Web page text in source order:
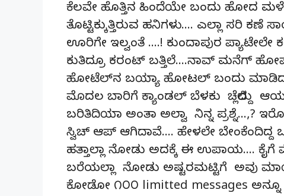
ಕೆಲವೇ ಹೊತ್ತಿನ ಹಿಂದೆಯೇ ಬಂದು ಹೋದ
ತೊಟ್ಟಿಕ್ಕುತ್ತಿರುವ ಹನಿಗಳು…. ಎಲ್ಲಾ ಸರಿ ಕಣೆ
ಊರಿಗೇ ಇಲ್ವಂತೆ ….! ಕುಂದಾಪುರ
ಕುತಿದ್ರೂ ಕರಂಟ್ ಬತ್ತಿಲೆ….ನಾವ್ ಮನೆಗ್
ಹೋಟೆಲ್‌ನ ಬಯ್ಯಾ ಹೋಟಲ್ ಬಂದು ಮಾಡಿದ್ದು
ಮೊದಲ ಬಾರಿಗೆ ಕ್ಯಾಂಡಲ್ ಬೆಳಕು ಚೆಲ್ಲಿದ್ದು
ಬರಿತಿದಿಯಾ ಅಂತಾ ಅಲ್ವಾ ನಿನ್ನ ಪ್ರಶ್ನೆ…,?
ಸ್ವಿಚ್ ಆಪ್ ಆಗಿದಾವೆ…. ಹೇಳಲೇ ಬೇಂಕೆಂದಿದ್ದ
ಹತ್ತಾಲ್ಲಾ ನೋಡು ಅದಕ್ಕೆ ಈ ಉಪಾಯ…. ಕೈಗೆ
ಬರೆಯಲ್ಲಾ ನೋಡು ಅಷ್ಟರಮಟ್ಟಿಗೆ ಅವು
ಕೋಡೋ ೧೦೦ limitted messages